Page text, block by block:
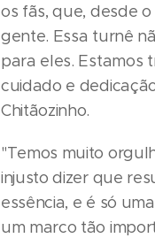
os fãs, que, desde
gente. Essa turnê
para eles. Estamos
cuidado e
Chitãozinho.
"Temos muito
injusto dizer que
essência, e é só
um marco tão